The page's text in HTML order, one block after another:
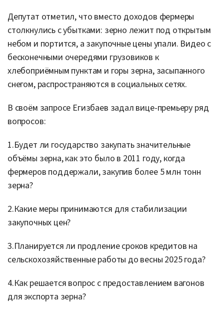
Депутат отметил, что вместо доходов фермеры
столкнулись с убытками: зерно лежит под открытым
небом и портится, а закупочные цены упали. Видео с
бесконечными очередями грузовиков к
хлебоприёмным пунктам и горы зерна, засыпанного
снегом, распространяются в социальных сетях.
В своём запросе Егизбаев задал вице-премьеру ряд
вопросов:
1.Будет ли государство закупать значительные
объёмы зерна, как это было в 2011 году, когда
фермеров поддержали, закупив более 5 млн тонн
зерна?
2.Какие меры принимаются для стабилизации
закупочных цен?
3.Планируется ли продление сроков кредитов на
сельскохозяйственные работы до весны 2025 года?
4.Как решается вопрос с предоставлением вагонов
для экспорта зерна?